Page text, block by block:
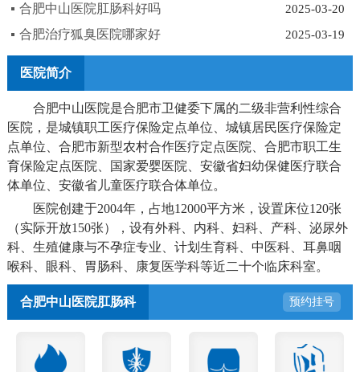
2025-03-20
合肥中山医院肛肠科好吗
2025-03-19
合肥治疗狐臭医院哪家好
医院简介
合肥中山医院是合肥市卫健委下属的二级非营利性综合
医院，是城镇职工医疗保险定点单位、城镇居民医疗保险定
点单位、合肥市新型农村合作医疗定点医院、合肥市职工生
育保险定点医院、国家爱婴医院、安徽省妇幼保健医疗联合
体单位、安徽省儿童医疗联合体单位。
医院创建于2004年，占地12000平方米，设置床位120张
（实际开放150张），设有外科、内科、妇科、产科、泌尿外
科、生殖健康与不孕症专业、计划生育科、中医科、耳鼻咽
喉科、眼科、胃肠科、康复医学科等近二十个临床科室。
合肥中山医院肛肠科 预约挂号